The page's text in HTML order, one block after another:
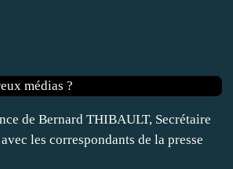
de Bernard THIBAULT, Secrétaire
les correspondants de la presse